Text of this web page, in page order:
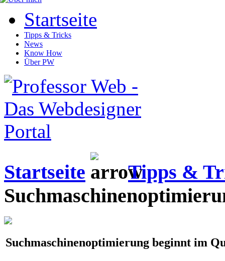
Startseite
Tipps & Tricks
News
Know How
Über PW
Startseite
Tipps &
Suchmaschinenoptimierung beginnt im